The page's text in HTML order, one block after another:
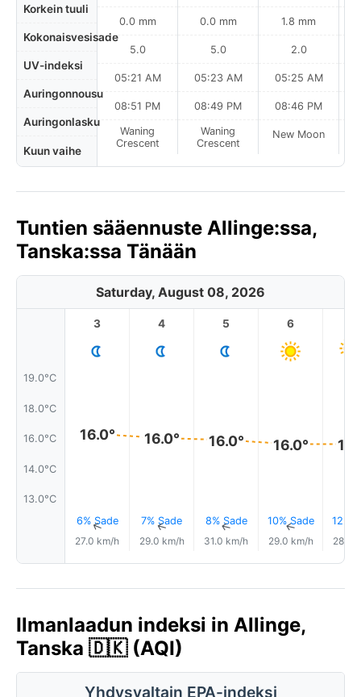
Korkein tuuli
Kokonaisvesisade
UV-indeksi
Auringonnousu
Auringonlasku
Kuun vaihe
0.0 mm
5.0
05:21 AM
08:51 PM
Waning
Crescent
0.0 mm
5.0
05:23 AM
08:49 PM
Waning
Crescent
1.8 mm
2.0
05:25 AM
08:46 PM
New Moon
Tuntien sääennuste Allinge:ssa,
Tanska:ssa Tänään
Saturday, August 08, 2026
19.0°C
18.0°C
16.0°C
14.0°C
13.0°C
3
16.0°
6% Sade
↑
27.0 km/h
4
16.0°
7% Sade
↑
29.0 km/h
5
16.0°
8% Sade
↑
31.0 km/h
6
16.0°
10% Sade
↑
29.0 km/h
12%
28.0
Ilmanlaadun indeksi in Allinge,
Tanska 🇩🇰 (AQI)
Yhdysvaltain EPA-indeksi